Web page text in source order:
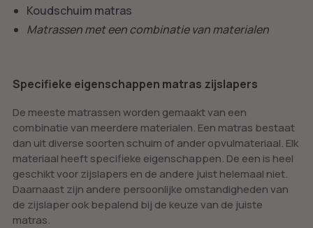
Koudschuim matras
Matrassen met een combinatie van materialen
Specifieke eigenschappen matras zijslapers
De meeste matrassen worden gemaakt van een
combinatie van meerdere materialen. Een matras bestaat
dan uit diverse soorten schuim of ander opvulmateriaal. Elk
materiaal heeft specifieke eigenschappen. De een is heel
geschikt voor zijslapers en de andere juist helemaal niet.
Daarnaast zijn andere persoonlijke omstandigheden van
de zijslaper ook bepalend bij de keuze van de juiste
matras.